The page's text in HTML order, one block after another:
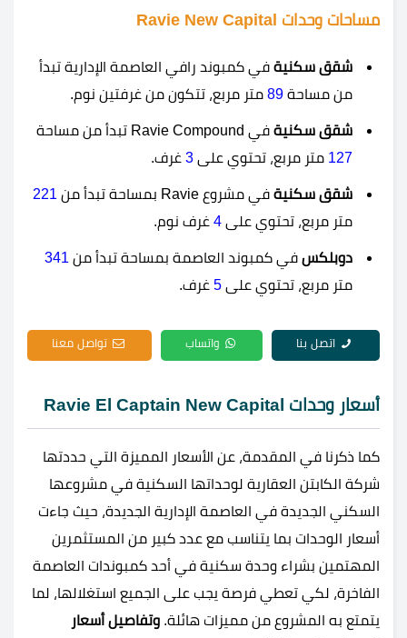
مساحات وحدات Ravie New Capital
شقق سكنية في كمبوند رافي العاصمة الإدارية تبدأ
من مساحة 89 متر مربع، تتكون من غرفتين نوم.
شقق سكنية في Ravie Compound تبدأ من مساحة
127 متر مربع، تحتوي على 3 غرف.
شقق سكنية في مشروع Ravie بمساحة تبدأ من
221
متر مربع، تحتوي على 4 غرف نوم.
دوبلكس في كمبوند العاصمة بمساحة تبدأ من 341
متر مربع، تحتوي على 5 غرف.
اتصل بنا واتساب تواصل معنا
أسعار وحدات Ravie El Captain New Capital
كما ذكرنا في المقدمة، عن الأسعار المميزة التي حددتها
شركة الكابتن العقارية لوحداتها السكنية في مشروعها
السكني الجديدة في العاصمة الإدارية الجديدة، حيث جاءت
أسعار الوحدات بما يتناسب مع عدد كبير من المستثمرين
المهتمين بشراء وحدة سكنية في أحد كمبوندات العاصمة
الفاخرة، لكي تعطي فرصة يجب على الجميع استغلالها، لما
يتمتع به المشروع من مميزات هائلة. وتفاصيل أسعار